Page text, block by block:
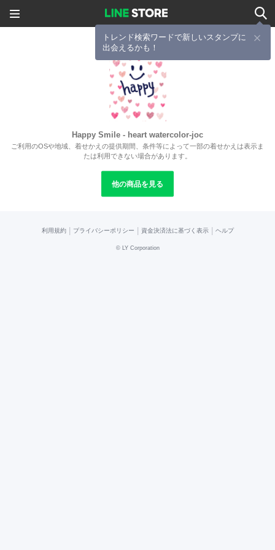
トレンド検索ワードで新しいスタンプに
出会えるかも！
Happy Smile - heart watercolor-joc
ご利用のOSや地域、着せかえの提供期間、条件等によって一部の着せかえは表示ま
たは利用できない場合があります。
他の商品を見る
利用規約 プライバシーポリシー 資金決済法に基づく表示 ヘルプ
© LY Corporation